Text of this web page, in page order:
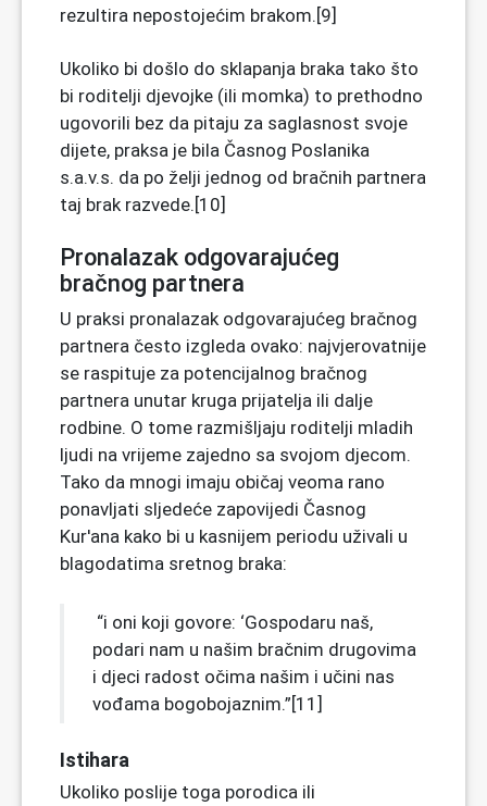
rezultira nepostojećim brakom.[9]
Ukoliko bi došlo do sklapanja braka tako što
bi roditelji djevojke (ili momka) to prethodno
ugovorili bez da pitaju za saglasnost svoje
dijete, praksa je bila Časnog Poslanika
s.a.v.s. da po želji jednog od bračnih partnera
taj brak razvede.[10]
Pronalazak odgovarajućeg
bračnog partnera
U praksi pronalazak odgovarajućeg bračnog
partnera često izgleda ovako: najvjerovatnije
se raspituje za potencijalnog bračnog
partnera unutar kruga prijatelja ili dalje
rodbine. O tome razmišljaju roditelji mladih
ljudi na vrijeme zajedno sa svojom djecom.
Tako da mnogi imaju običaj veoma rano
ponavljati sljedeće zapovijedi Časnog
Kur'ana kako bi u kasnijem periodu uživali u
blagodatima sretnog braka:
“i oni koji govore: ‘Gospodaru naš,
podari nam u našim bračnim drugovima
i djeci radost očima našim i učini nas
vođama bogobojaznim.”[11]
Istihara
Ukoliko poslije toga porodica ili